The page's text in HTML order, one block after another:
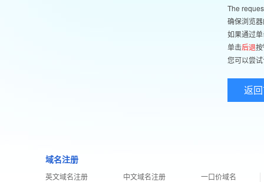
The
确保浏览
如果通过
单击后退
您可以尝
返
域名注册
英文域名注册
中文域名注册
一口价域名